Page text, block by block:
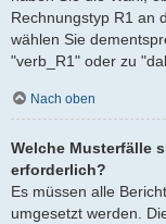
Rechnungstyp R1 an
wählen Sie
"verb_R1" oder zu
Nach oben
Welche Musterfälle
erforderlich?
Es müssen alle
umgesetzt werden.